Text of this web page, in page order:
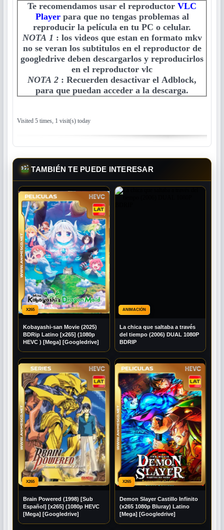
Te recomendamos usar el reproductor VLC
Playerpara que no tengas problemas al
reproducir la película en tu PC o celular.
NOTA 1 : los videos que estan en formato mkv
no se veran los subtitulos en el reproductor de
googledrive deben descargarlos y reproducirlos
en el reproductor vlc
NOTA 2 : Recuerden desactivar el Adblock,
para que puedan acceder a la descarga.
Visited 5 times, 1 visit(s) today
TAMBIÉN TE PUEDE INTERESAR
X265
Kobayashi-san Movie (2025)
BDRip Latino [x265] (1080p
HEVC ) [Mega] [Googledrive]
ANIMACIÓN
La chica que saltaba a través
del tiempo (2006) DUAL 1080P
BDRIP
X265
Brain Powered (1998) [Sub
Español] [x265] (1080p HEVC
[Mega] [Googledrive]
X265
Demon Slayer Castillo Infinito
(x265 1080p Bluray) Latino
[Mega] [Googledrive]